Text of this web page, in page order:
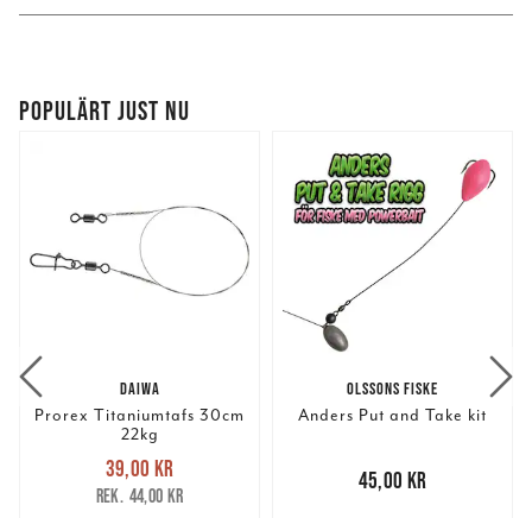
POPULÄRT JUST NU
DAIWA
Prorex Titaniumtafs 30cm
22kg
Nuvarande pris
39,00 krTidigare pris
44,00 kr
39,00 kr
44,00 kr
OLSSONS FISKE
Anders Put and Take kit
45,00 kr
45,00 kr